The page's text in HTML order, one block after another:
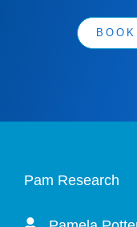
Pam Research